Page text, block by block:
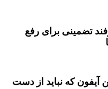
سرعت آیفون – 10 ترفند تضمینی برای رفع
آیفون که نباید از دست